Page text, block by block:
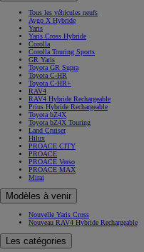
Tous les véhicules neufs
Aygo X Hybride
Yaris
Yaris Cross Hybride
Corolla
Corolla Touring Sports
GR Yaris
Toyota GR Supra
Toyota C-HR
Toyota C-HR+
RAV4
RAV4 Hybride Rechargeable
Prius Hybride Rechargeable
Toyota bZ4X
Toyota bZ4X Touring
Land Cruiser
Hilux
PROACE CITY
PROACE
PROACE Verso
PROACE MAX
Mirai
Modèles à venir
Nouvelle Yaris Cross
Nouveau RAV4 Hybride Rechargeable
Les catégories